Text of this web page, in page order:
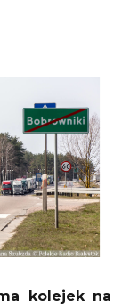
kolejek na